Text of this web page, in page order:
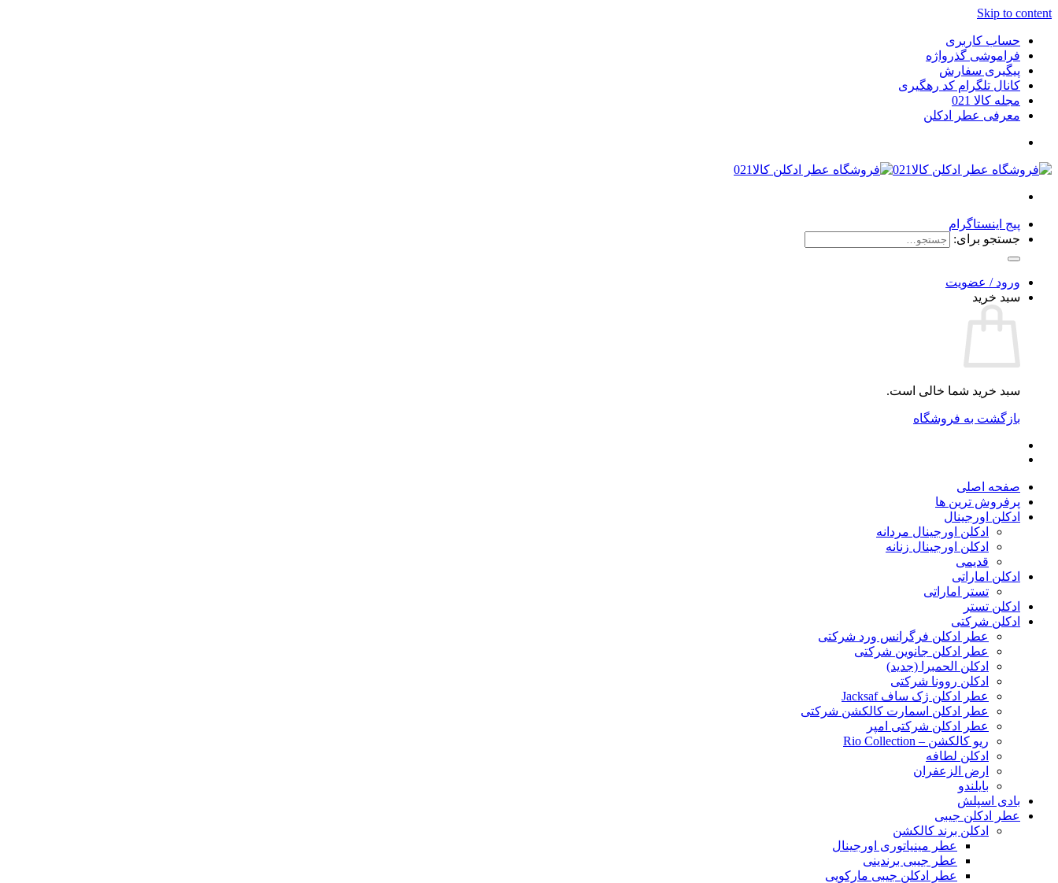
Skip to content
حساب کاربری
فراموشی گذرواژه
پیگیری سفارش
کانال تلگرام کد رهگیری
مجله کالا 021
معرفی عطر ادکلن
پیج اینستاگرام
جستجو برای:
ورود / عضویت
سبد خرید
سبد خرید شما خالی است.
بازگشت به فروشگاه
صفحه اصلی
پرفروش ترین ها
ادکلن اورجینال
ادکلن اورجینال مردانه
ادکلن اورجینال زنانه
قدیمی
ادکلن اماراتی
تستر اماراتی
ادکلن تستر
ادکلن شرکتی
عطر ادکلن فرگرانس ورد شرکتی
عطر ادکلن جانوین شرکتی
ادکلن الحمبرا (جدید)
ادکلن روونا شرکتی
عطر ادکلن ژک‌ ساف Jacksaf
عطر ادکلن اسمارت کالکشن شرکتی
عطر ادکلن شرکتی امپر
ریو کالکشن – Rio Collection
ادکلن لطافه
ارض الزعفران
بایلندو
بادی اسپلش
عطر ادکلن جیبی
ادکلن برند کالکشن
عطر مینیاتوری اورجینال
عطر جیبی برندینی
عطر ادکلن جیبی مارکویی